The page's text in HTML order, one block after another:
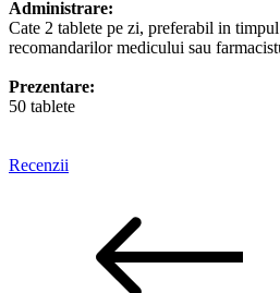
Administrare:
Cate 2 tablete pe zi, preferabil in
recomandarilor medicului sau
Prezentare:
50 tablete
Recenzii